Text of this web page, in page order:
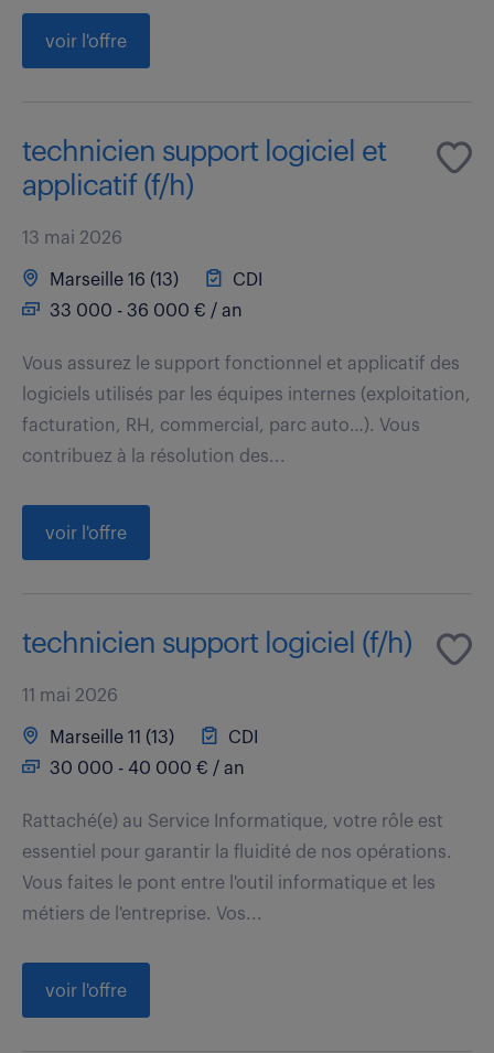
voir l'offre
technicien support logiciel et
applicatif (f/h)
13 mai 2026
Marseille 16 (13)
CDI
33 000 - 36 000 € / an
Vous assurez le support fonctionnel et applicatif des
logiciels utilisés par les équipes internes (exploitation,
facturation, RH, commercial, parc auto…). Vous
contribuez à la résolution des...
voir l'offre
technicien support logiciel (f/h)
11 mai 2026
Marseille 11 (13)
CDI
30 000 - 40 000 € / an
Rattaché(e) au Service Informatique, votre rôle est
essentiel pour garantir la fluidité de nos opérations.
Vous faites le pont entre l'outil informatique et les
métiers de l'entreprise. Vos...
voir l'offre